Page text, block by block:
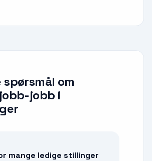
spørsmål om
jobb i
mange ledige stillinger